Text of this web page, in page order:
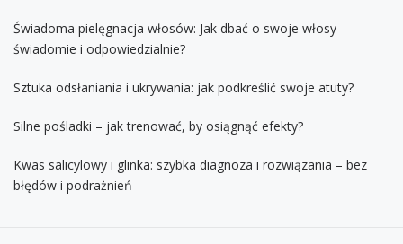
Świadoma pielęgnacja włosów: Jak dbać o swoje włosy
świadomie i odpowiedzialnie?
Sztuka odsłaniania i ukrywania: jak podkreślić swoje atuty?
Silne pośladki – jak trenować, by osiągnąć efekty?
Kwas salicylowy i glinka: szybka diagnoza i rozwiązania – bez
błędów i podrażnień